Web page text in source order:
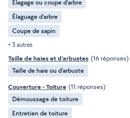
Élagage ou coupe d'arbre
Élaguage d'arbre
Coupe de sapin
+ 3 autres
Taille de haies et d'arbustes (16 réponses)
Taille de haie ou d'arbuste
Couverture - Toiture (11 réponses)
Démoussage de toiture
Entretien de toiture